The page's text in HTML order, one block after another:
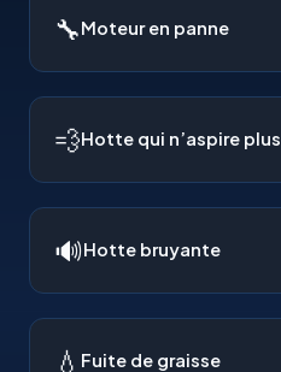
🔧Moteur en panne
💨Hotte qui n’aspire plus
🔊Hotte bruyante
💧 Fuite de graisse